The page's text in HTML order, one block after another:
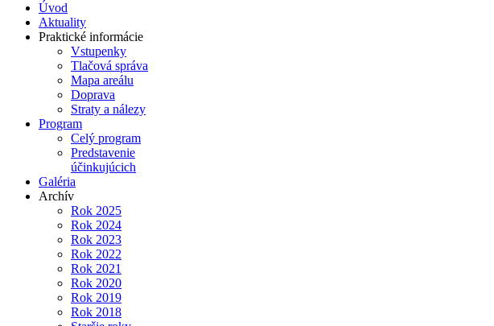
Úvod
Aktuality
Praktické informácie
Vstupenky
Tlačová správa
Mapa areálu
Doprava
Straty a nálezy
Program
Celý program
Predstavenie
účinkujúcich
Galéria
Archív
Rok 2025
Rok 2024
Rok 2023
Rok 2022
Rok 2021
Rok 2020
Rok 2019
Rok 2018